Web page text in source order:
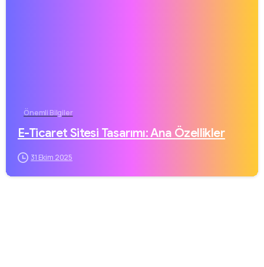
Önemli Bilgiler
E-Ticaret Sitesi Tasarımı: Ana Özellikler
31 Ekim 2025